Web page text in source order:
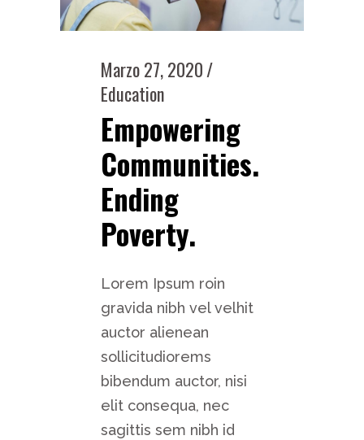
Marzo 27, 2020
Education
Empowering
Communities.
Ending
Poverty.
Lorem Ipsum roin
gravida nibh vel velhit
auctor alienean
sollicitudiorems
bibendum auctor, nisi
elit consequa, nec
sagittis sem nibh id